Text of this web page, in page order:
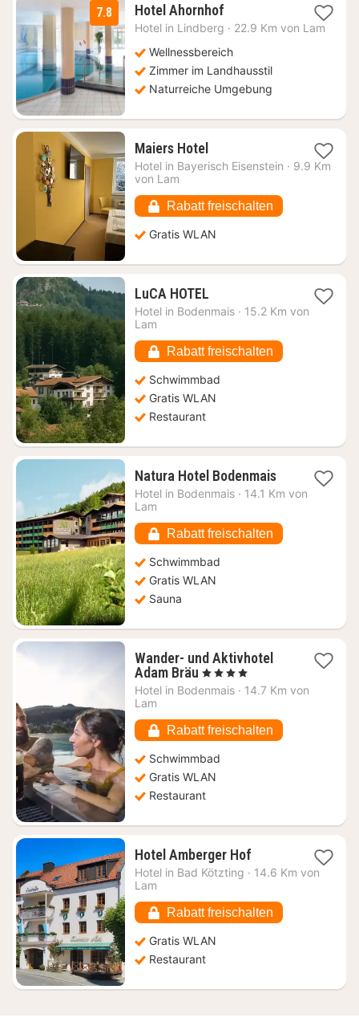
7.8 Hotel Ahornhof1
Nacht
ab
99
€
Hotel in Lindberg · 22.9 Km von Lam
Wellnessbereich
Zimmer im Landhausstil
Naturreiche Umgebung
Maiers Hotel1
Nacht
€
Hotel in Bayerisch Eisenstein · 9.9 Km
von Lam
Rabatt freischalten
Gratis WLAN
LuCA HOTEL
Nacht
€
Hotel in Bodenmais · 15.2 Km von
Lam
Rabatt freischalten
Schwimmbad
Gratis WLAN
Restaurant
Natura Hotel Bodenmais1
Nacht
€
Hotel in Bodenmais · 14.1 Km von
Lam
Rabatt freischalten
Schwimmbad
Gratis WLAN
Sauna
Wander- und Aktivhotel
Adam Bräu 1
Nacht
€
, 4 Sterne
Hotel in Bodenmais · 14.7 Km von
Lam
Rabatt freischalten
Schwimmbad
Gratis WLAN
Restaurant
Hotel Amberger Hof1
Nacht
€
Hotel in Bad Kötzting · 14.6 Km von
Lam
Rabatt freischalten
Gratis WLAN
Restaurant